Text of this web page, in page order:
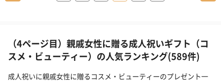
（4ページ目）親戚女性に贈る成人祝いギフト（コ
スメ・ビューティー）の人気ランキング(589件)
成人祝いに親戚女性に贈るコスメ・ビューティーのプレゼント一